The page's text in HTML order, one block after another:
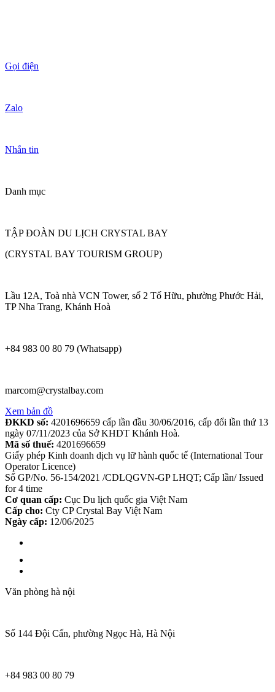
Gọi điện
Zalo
Nhắn tin
Danh mục
TẬP ĐOÀN DU LỊCH CRYSTAL BAY
(CRYSTAL BAY TOURISM GROUP)
Lầu 12A, Toà nhà VCN Tower, số 2 Tố Hữu, phường Phước Hải,
TP Nha Trang, Khánh Hoà
+84 983 00 80 79 (Whatsapp)
marcom@crystalbay.com
Xem bản đồ
ĐKKD số: 4201696659 cấp lần đầu 30/06/2016, cấp đổi lần thứ 13
ngày 07/11/2023 của Sở KHDT Khánh Hoà.
Mã số thuế: 4201696659
Giấy phép Kinh doanh dịch vụ lữ hành quốc tế (International Tour
Operator Licence)
Số GP/No. 56-154/2021 /CDLQGVN-GP LHQT; Cấp lần/ Issued
for 4 time
Cơ quan cấp: Cục Du lịch quốc gia Việt Nam
Cấp cho: Cty CP Crystal Bay Việt Nam
Ngày cấp: 12/06/2025
Văn phòng hà nội
Số 144 Đội Cấn, phường Ngọc Hà, Hà Nội
+84 983 00 80 79